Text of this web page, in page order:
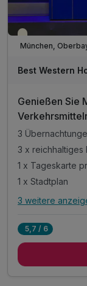
Teilweise
München,
Best Western
Genießen Sie
3
3 x reichhaltiges
1 x Tageskarte
1 x Stadtplan
Alle
3 x
3 weitere
5,7 / 6